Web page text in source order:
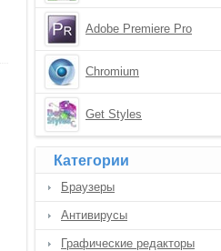
Adobe Premiere Pro
Chromium
Get Styles
Категории
Браузеры
Антивирусы
Графические редакторы